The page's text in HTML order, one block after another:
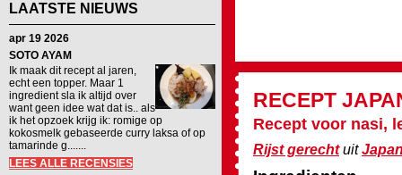
LAATSTE NIEUWS
apr 19 2026
SOTO AYAM
Ik maak dit recept al jaren,
echt een topper. Maar 1
ingredient sla ik altijd over
want geen idee wat dat is.. als
ik het opzoek krijg ik: romige op
kokosmelk gebaseerde curry laksa of op
tamarinde g.......
LEES ALLE RECENSIES
RECEPT
Recept voor nasi,
Rijst gerechtuit